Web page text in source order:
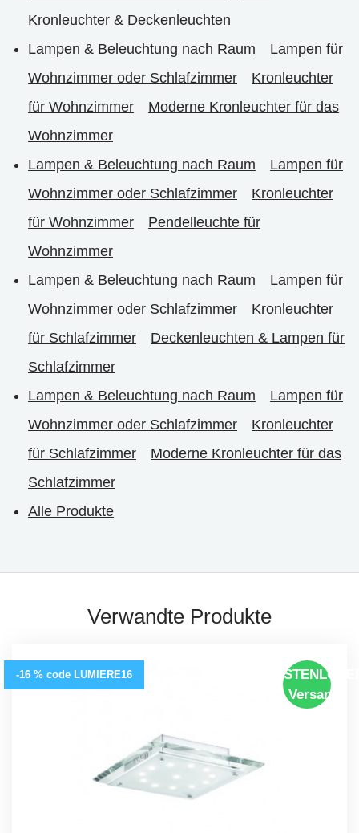
Kronleuchter & Deckenleuchten
Lampen & Beleuchtung nach Raum
Lampen für
Wohnzimmer oder Schlafzimmer
Kronleuchter
für Wohnzimmer
Moderne Kronleuchter für das
Wohnzimmer
Lampen & Beleuchtung nach Raum
Lampen für
Wohnzimmer oder Schlafzimmer
Kronleuchter
für Wohnzimmer
Pendelleuchte für
Wohnzimmer
Lampen & Beleuchtung nach Raum
Lampen für
Wohnzimmer oder Schlafzimmer
Kronleuchter
für Schlafzimmer
Deckenleuchten & Lampen für
Schlafzimmer
Lampen & Beleuchtung nach Raum
Lampen für
Wohnzimmer oder Schlafzimmer
Kronleuchter
für Schlafzimmer
Moderne Kronleuchter für das
Schlafzimmer
Alle Produkte
Verwandte Produkte
-16 % code LUMIERE16
Versand